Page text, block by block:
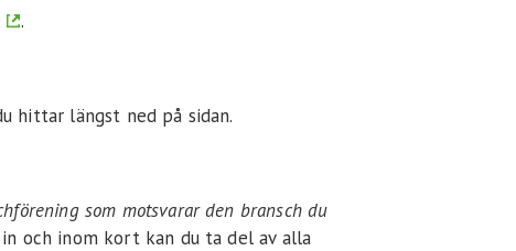
.
hittar längst ned på sidan.
som motsvarar den bransch du
och inom kort kan du ta del av alla